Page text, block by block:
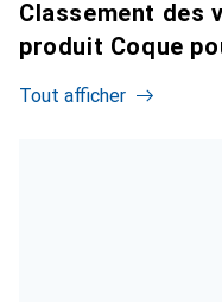
Classement des
produit Coque
Tout afficher